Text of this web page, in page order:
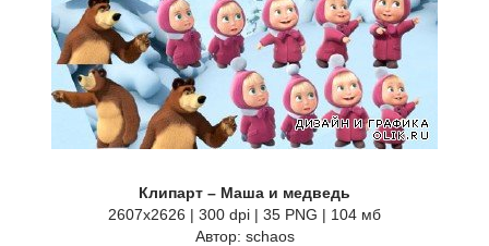
Клипарт – Маша и медведь
2607х2626 | 300 dpi | 35 PNG | 104 мб
Автор: schaos